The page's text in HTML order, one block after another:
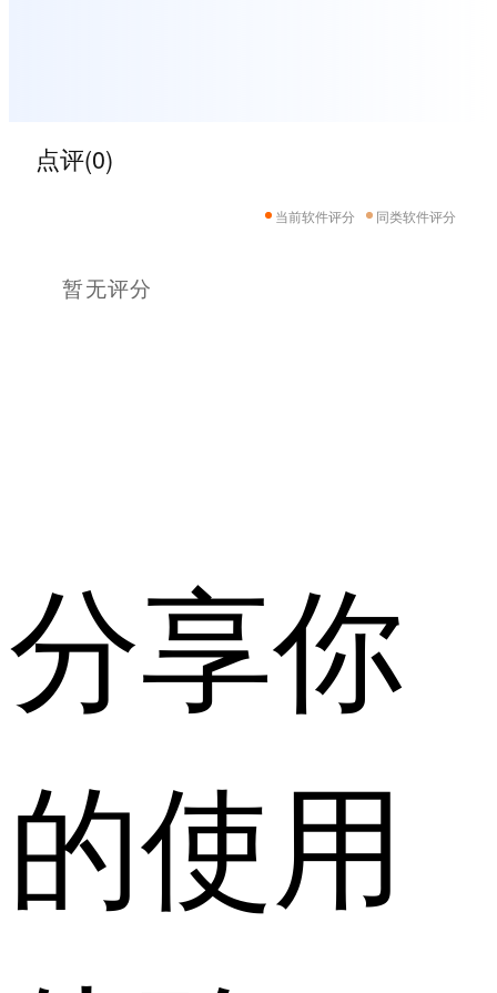
点评(0)
当前软件评分 同类软件评分
暂无评分
分享你
的使用